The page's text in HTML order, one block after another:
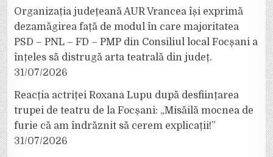
Organizația județeană AUR Vrancea își exprimă
dezamăgirea față de modul în care majoritatea
PSD – PNL – FD – PMP din Consiliul local Focșani a
înțeles să distrugă arta teatrală din județ.
31/07/2026
Reacția actriței Roxana Lupu după desființarea
trupei de teatru de la Focșani: „Misăilă mocnea de
furie că am îndrăznit să cerem explicații!”
31/07/2026